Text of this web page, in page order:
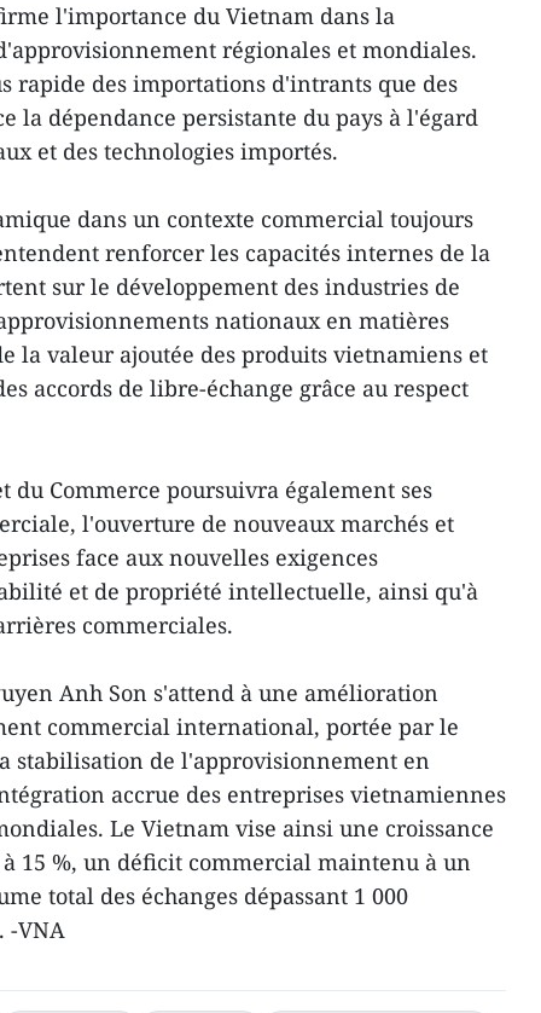
l'importance du Vietnam dans la
régionales et mondiales.
rapide des importations d'intrants que des
la dépendance persistante du pays à l'égard
et des technologies importés.
dans un contexte commercial toujours
renforcer les capacités internes de la
sur le développement des industries de
nationaux en matières
la valeur ajoutée des produits vietnamiens et
accords de libre-échange grâce au respect
Commerce poursuivra également ses
l'ouverture de nouveaux marchés et
face aux nouvelles exigences
et de propriété intellectuelle, ainsi qu'à
commerciales.
Anh Son s'attend à une amélioration
commercial international, portée par le
stabilisation de l'approvisionnement en
accrue des entreprises vietnamiennes
Le Vietnam vise ainsi une croissance
15 %, un déficit commercial maintenu à un
total des échanges dépassant 1 000
-VNA